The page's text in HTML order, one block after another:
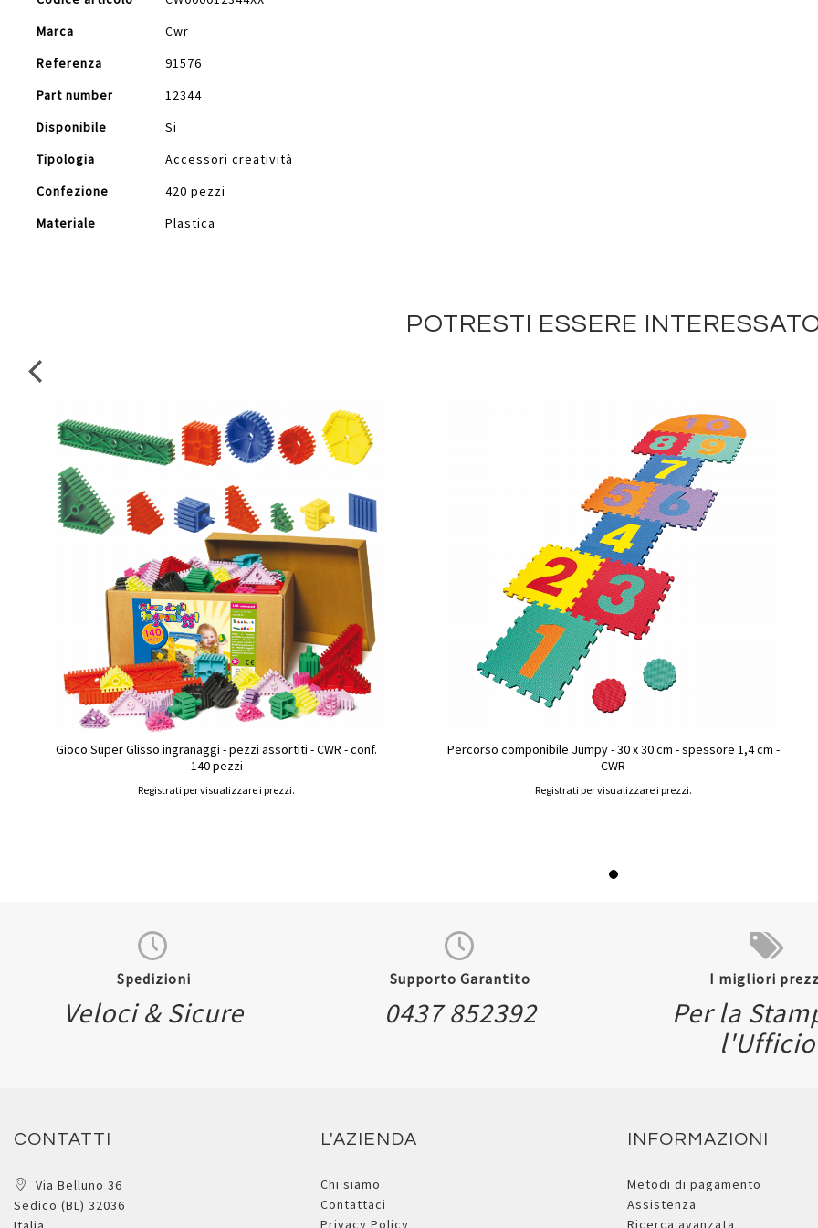
Marca
Cwr
Referenza
91576
Part number
12344
Disponibile
Si
Tipologia
Accessori creatività
Confezione
420 pezzi
Materiale
Plastica
POTRESTI ESSERE
Gioco Super Glisso ingranaggi - pezzi assortiti - CWR - conf.
140 pezzi
Registrati per visualizzare i prezzi.
Percorso componibile Jumpy - 30 x 30 cm - spessore 1,4 cm -
CWR
Registrati per visualizzare i prezzi.
Spedizioni
Veloci & Sicure
Supporto Garantito
0437 852392
I migliori
Per la
l'Ufficio
CONTATTI
Via Belluno 36
Sedico (BL) 32036
L'AZIENDA
Chi siamo
Contattaci
Privacy Policy
INFORMAZIONI
Metodi di pagamento
Assistenza
Ricerca avanzata